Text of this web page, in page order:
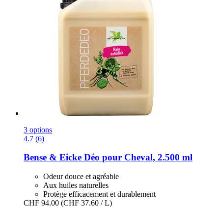
3 options
4.7 (6)
Bense & Eicke Déo pour Cheval, 2.500 ml
Odeur douce et agréable
Aux huiles naturelles
Protège efficacement et durablement
CHF 94.00 (CHF 37.60 / L)